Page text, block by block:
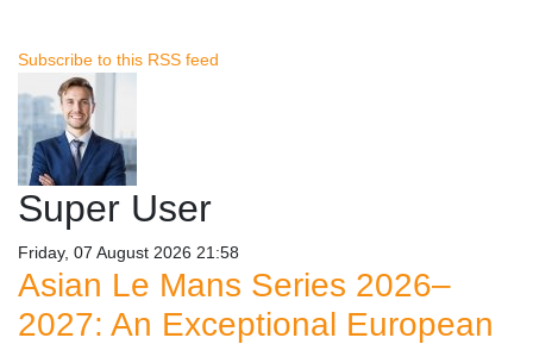
Subscribe to this RSS feed
Super User
Friday, 07 August 2026 21:58
Asian Le Mans Series 2026–
2027: An Exceptional European